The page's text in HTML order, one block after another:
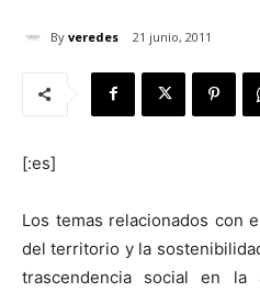
By veredes 21 junio, 2011
[:es]
Los temas relacionados con
del territorio y la
trascendencia social en la